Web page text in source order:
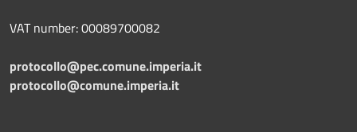
VAT number: 00089700082
protocollo@pec.comune.imperia.it
protocollo@comune.imperia.it